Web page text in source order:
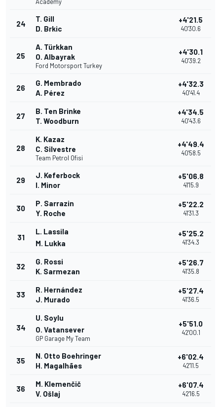
24
T. Gill
D. Brkic
+4'21.5
40'30.6
25
A. Türkkan
O. Albayrak
Ford Motorsport Turkey
+4'30.1
40'39.2
26
G. Membrado
A. Pérez
+4'32.3
40'41.4
27
B. Ten Brinke
T. Woodburn
+4'34.5
40'43.6
28
K. Kazaz
C. Silvestre
Team Petrol Ofisi
+4'49.4
40'58.5
29
J. Keferbock
I. Minor
+5'06.8
41'15.9
30
P. Sarrazin
Y. Roche
+5'22.2
41'31.3
31
L. Lassila
M. Lukka
+5'25.2
41'34.3
32
G. Rossi
K. Sarmezan
+5'26.7
41'35.8
33
R. Hernández
J. Murado
+5'27.4
41'36.5
34
U. Soylu
O. Vatansever
GP Garage My Team
+5'51.0
42'00.1
35
N. Otto Boehringer
H. Magalhães
+6'02.4
42'11.5
36
M. Klemenčič
V. Ošlaj
+6'07.4
42'16.5